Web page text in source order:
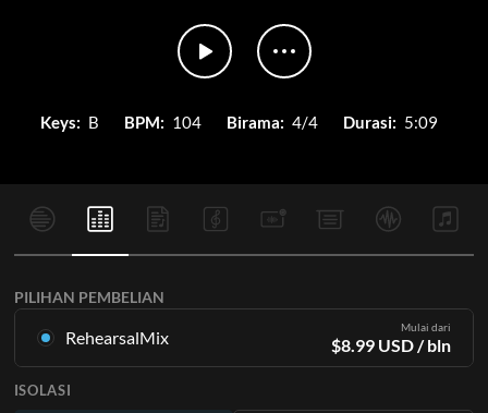
Keys: B BPM: 104 Birama: 4/4 Durasi: 5:09
PILIHAN PEMBELIAN
RehearsalMix Mulai dari
$8.99 USD/ bln
dalam semua 12 tuts dengan campuran Naik dan Turun untuk
ISOLASI